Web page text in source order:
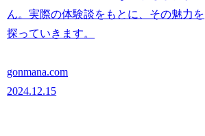
ん。実際の体験談をもとに、その魅力を
探っていきます。
gonmana.com
2024.12.15